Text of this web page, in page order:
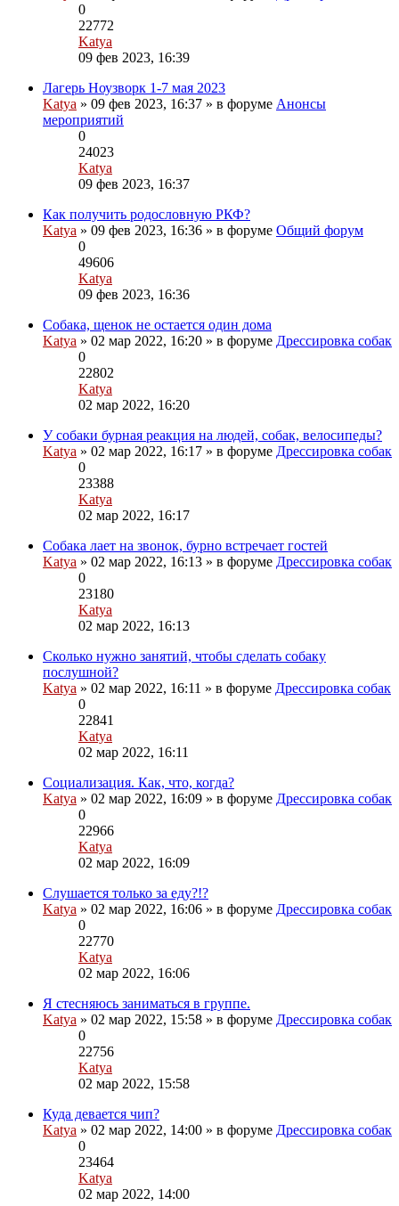
0
22772
Katya
Перейти
последнему
сообщению
09 фев 2023, 16:39
Лагерь Ноузворк 1-7 мая 2023
Вложения
Katya » 09 фев 2023, 16:37 » в форуме Анонсы
мероприятий
0
24023
Katya
Перейти
последнему
сообщению
09 фев 2023, 16:37
Как получить родословную РКФ?
Katya » 09 фев 2023, 16:36 » в форуме Общий форум
0
49606
Katya
Перейти
последнему
сообщению
09 фев 2023, 16:36
Собака, щенок не остается один дома
Вложения
Katya » 02 мар 2022, 16:20 » в форуме Дрессировка собак
0
22802
Katya
Перейти
последнему
сообщению
02 мар 2022, 16:20
У собаки бурная реакция на людей, собак, велосипеды?
Katya » 02 мар 2022, 16:17 » в форуме Дрессировка собак
0
23388
Katya
Перейти
последнему
сообщению
02 мар 2022, 16:17
Собака лает на звонок, бурно встречает гостей
Вложения
Katya » 02 мар 2022, 16:13 » в форуме Дрессировка собак
0
23180
Katya
Перейти
последнему
02 мар 2022, 16:13
Сколько нужно занятий, чтобы сделать собаку
послушной?
Вложения
Katya » 02 мар 2022, 16:11 » в форуме Дрессировка собак
0
22841
Katya
Перейти
последнему
сообщению
02 мар 2022, 16:11
Социализация. Как, что, когда?
Вложения
Katya » 02 мар 2022, 16:09 » в форуме Дрессировка собак
0
22966
Katya
Перейти
последнему
сообщению
02 мар 2022, 16:09
Слушается только за еду?!?
Вложения
Katya » 02 мар 2022, 16:06 » в форуме Дрессировка собак
0
22770
Katya
Перейти
последнему
сообщению
02 мар 2022, 16:06
Я стесняюсь заниматься в группе.
Katya » 02 мар 2022, 15:58 » в форуме Дрессировка собак
0
22756
Katya
Перейти
последнему
сообщению
02 мар 2022, 15:58
Куда девается чип?
Вложения
Katya » 02 мар 2022, 14:00 » в форуме Дрессировка собак
0
23464
Katya
Перейти
02 мар 2022, 14:00